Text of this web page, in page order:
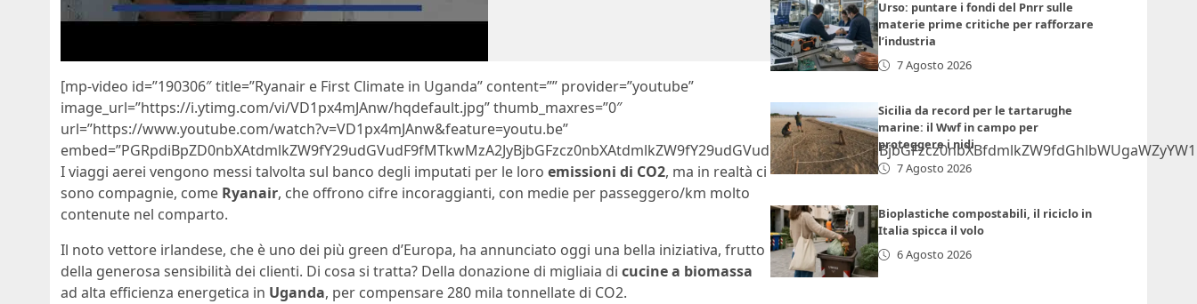
[mp-video id=”190306″ title=”Ryanair e First Climate in Uganda” content=”” provider=”youtube”
image_url=”https://i.ytimg.com/vi/VD1px4mJAnw/hqdefault.jpg” thumb_maxres=”0″
url=”https://www.youtube.com/watch?v=VD1px4mJAnw&feature=youtu.be”
I viaggi aerei vengono messi talvolta sul banco degli imputati per le loro emissioni di CO2, ma in realtà ci
sono compagnie, come Ryanair, che offrono cifre incoraggianti, con medie per passeggero/km molto
contenute nel comparto.
Il noto vettore irlandese, che è uno dei più green d’Europa, ha annunciato oggi una bella iniziativa, frutto
della generosa sensibilità dei clienti. Di cosa si tratta? Della donazione di migliaia di cucine a biomassa
ad alta efficienza energetica in Uganda, per compensare 280 mila tonnellate di CO2.
Urso: puntare i fondi del Pnrr sulle
materie prime critiche per rafforzare
l’industria
7 Agosto 2026
Sicilia da record per le tartarughe
marine: il Wwf in campo per
proteggere i nidi
7 Agosto 2026
Bioplastiche compostabili, il riciclo in
Italia spicca il volo
6 Agosto 2026